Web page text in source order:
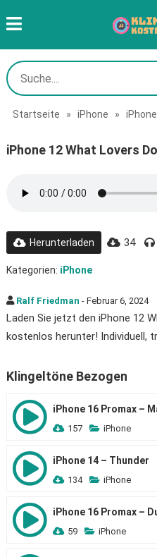
Startseite » iPhone »
iPhone 12 What Lovers
Herunterladen 34
Kategorien: iPhone
Ralf Friedman - Februar 6, 2024
Laden Sie jetzt den iPhone 12
kostenlos herunter! Individuell,
Klingeltöne Bezogen
iPhone 16 Promax –
157 iPhone
iPhone 14 – Thunder
134 iPhone
iPhone 16 Promax –
59 iPhone